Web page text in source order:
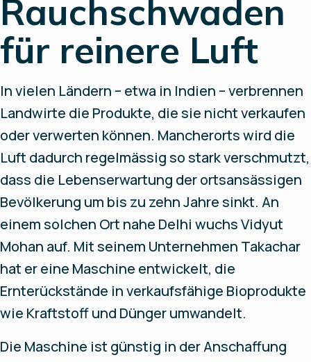
Rauchschwaden
für reinere Luft
In vielen Ländern – etwa in Indien – verbrennen
Landwirte die Produkte, die sie nicht verkaufen
oder verwerten können. Mancherorts wird die
Luft dadurch regelmässig so stark verschmutzt,
dass die Lebenserwartung der ortsansässigen
Bevölkerung um bis zu zehn Jahre sinkt. An
einem solchen Ort nahe Delhi wuchs Vidyut
Mohan auf. Mit seinem Unternehmen Takachar
hat er eine Maschine entwickelt, die
Ernterückstände in verkaufsfähige Bioprodukte
wie Kraftstoff und Dünger umwandelt.
Die Maschine ist günstig in der Anschaffung